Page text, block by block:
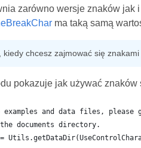
zarówno wersje znaków jak
ma taką samą
kiedy chcesz zajmować się znakami
pokazuje jak używać znaków
and data files, please
documents directory.